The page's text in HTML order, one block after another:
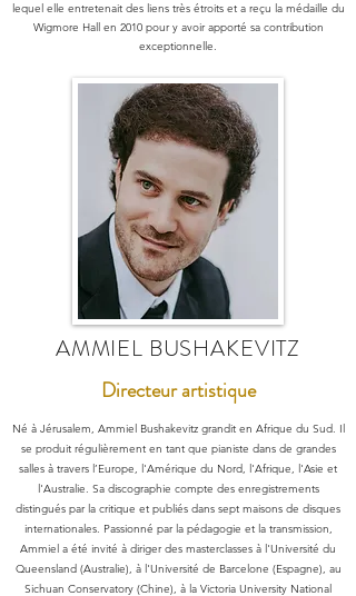
lequel elle entretenait des liens très étroits et a reçu la médaille du
Wigmore Hall en 2010 pour y avoir apporté sa contribution
exceptionnelle.
AMMIEL BUSHAKEVITZ
Directeur artistique
Né à Jérusalem, Ammiel Bushakevitz grandit en Afrique du Sud. Il
se produit régulièrement en tant que pianiste dans de grandes
salles à travers l’Europe, l'Amérique du Nord, l'Afrique, l'Asie et
l'Australie. Sa discographie compte des enregistrements
distingués par la critique et publiés dans sept maisons de disques
internationales. Passionné par la pédagogie et la transmission,
Ammiel a été invité à diriger des masterclasses à l'Université du
Queensland (Australie), à l'Université de Barcelone (Espagne), au
Sichuan Conservatory (Chine), à la Victoria University National